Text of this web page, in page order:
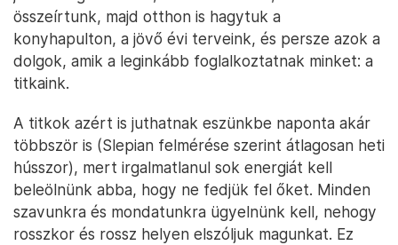
összeírtunk, majd otthon is hagytuk a
konyhapulton, a jövő évi terveink, és persze azok a
dolgok, amik a leginkább foglalkoztatnak minket: a
titkaink.
A titkok azért is juthatnak eszünkbe naponta akár
többször is (Slepian felmérése szerint átlagosan heti
hússzor), mert irgalmatlanul sok energiát kell
beleölnünk abba, hogy ne fedjük fel őket. Minden
szavunkra és mondatunkra ügyelnünk kell, nehogy
rosszkor és rossz helyen elszóljuk magunkat. Ez